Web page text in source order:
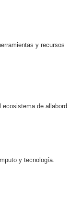
y recursos
de allabord.
y tecnología.